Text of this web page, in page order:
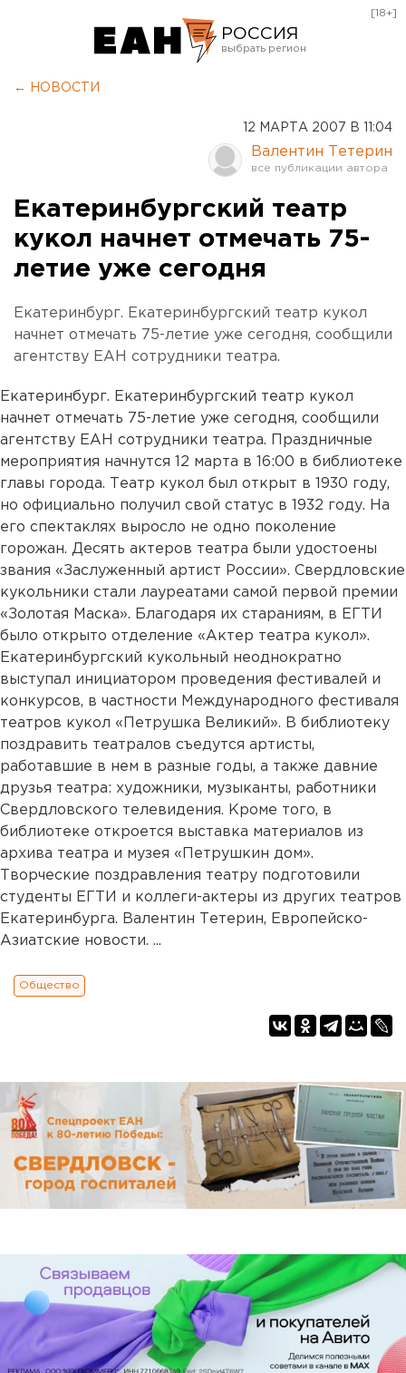
РОССИЯ
Курган
Оренбург
[18+]
← НОВОСТИ
12 МАРТА 2007 В 11:04
Валентин Тетерин
Екатеринбургский театр
кукол начнет отмечать 75-
летие уже сегодня
Екатеринбург. Екатеринбургский театр кукол
начнет отмечать 75-летие уже сегодня, сообщили
агентству ЕАН сотрудники театра.
Екатеринбург. Екатеринбургский театр кукол
начнет отмечать 75-летие уже сегодня, сообщили
агентству ЕАН сотрудники театра. Праздничные
мероприятия начнутся 12 марта в 16:00 в библиотеке
главы города. Театр кукол был открыт в 1930 году,
но официально получил свой статус в 1932 году. На
его спектаклях выросло не одно поколение
горожан. Десять актеров театра были удостоены
звания «Заслуженный артист России». Свердловские
кукольники стали лауреатами самой первой премии
«Золотая Маска». Благодаря их стараниям, в ЕГТИ
было открыто отделение «Актер театра кукол».
Екатеринбургский кукольный неоднократно
выступал инициатором проведения фестивалей и
конкурсов, в частности Международного фестиваля
театров кукол «Петрушка Великий». В библиотеку
поздравить театралов съедутся артисты,
работавшие в нем в разные годы, а также давние
друзья театра: художники, музыканты, работники
Свердловского телевидения. Кроме того, в
библиотеке откроется выставка материалов из
архива театра и музея «Петрушкин дом».
Творческие поздравления театру подготовили
студенты ЕГТИ и коллеги-актеры из других театров
Екатеринбурга. Валентин Тетерин, Европейско-
Азиатские новости. ...
Общество